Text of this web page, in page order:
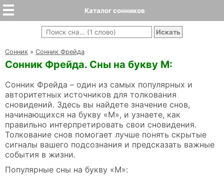
Каталог сонников
Cонник » Сонник Фрейда
Сонник Фрейда. Сны на букву М:
Сонник Фрейда – один из самых популярных и
авторитетных источников для толкования
сновидений. Здесь вы найдете значение снов,
начинающихся на букву «М», и узнаете, как
правильно интерпретировать свои сновидения.
Толкование снов помогает лучше понять скрытые
сигналы вашего подсознания и предсказать важные
события в жизни.
Популярные сны на букву «М»: